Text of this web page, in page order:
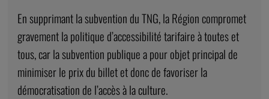
En supprimant la subvention du TNG, la Région compromet
gravement la politique d’accessibilité tarifaire à toutes et
tous, car la subvention publique a pour objet principal de
minimiser le prix du billet et donc de favoriser la
démocratisation de l’accès à la culture.